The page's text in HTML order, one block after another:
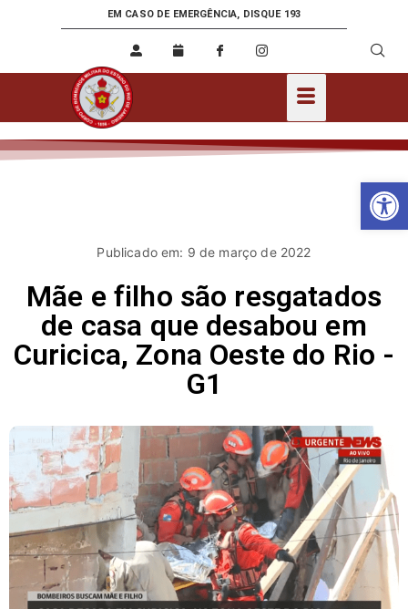
EM CASO DE EMERGÊNCIA, DISQUE 193
Publicado em: 9 de março de 2022
Mãe e filho são resgatados
de casa que desabou em
Curicica, Zona Oeste do Rio -
G1